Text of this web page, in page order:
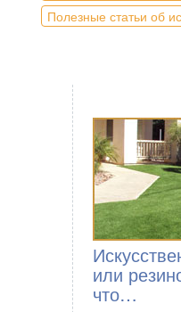
Полезные статьи об
или
что…